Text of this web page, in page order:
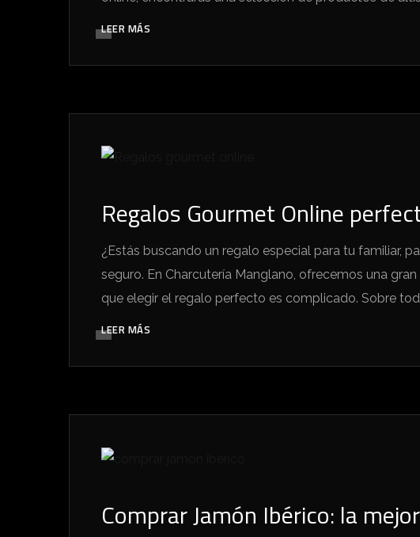
LEER MÁS
Regalos Gourmet Online
¿Estás buscando un regalo especial para tu familiar,
seguro. En Charcutería Manglano, ofrecemos una
que elegir el regalo perfecto es complicado. Sobre
LEER MÁS
Comprar Jamón Ibérico: la